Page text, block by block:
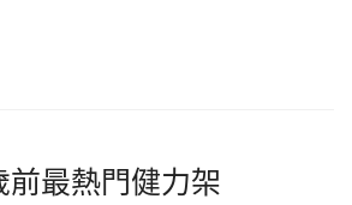
前最熱門健力架